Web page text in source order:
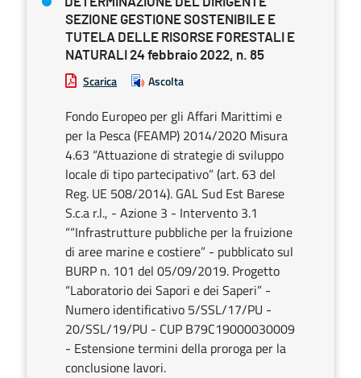
SEZIONE GESTIONE SOSTENIBILE E
TUTELA DELLE RISORSE FORESTALI E
NATURALI 24 febbraio 2022, n. 85
Scarica Ascolta
Fondo Europeo per gli Affari Marittimi e
per la Pesca (FEAMP) 2014/2020 Misura
4.63 “Attuazione di strategie di sviluppo
locale di tipo partecipativo” (art. 63 del
Reg. UE 508/2014). GAL Sud Est Barese
S.c.a r.l., - Azione 3 - Intervento 3.1
““Infrastrutture pubbliche per la fruizione
di aree marine e costiere” - pubblicato sul
BURP n. 101 del 05/09/2019. Progetto
“Laboratorio dei Sapori e dei Saperi” -
Numero identificativo 5/SSL/17/PU -
20/SSL/19/PU - CUP B79C19000030009
- Estensione termini della proroga per la
conclusione lavori.